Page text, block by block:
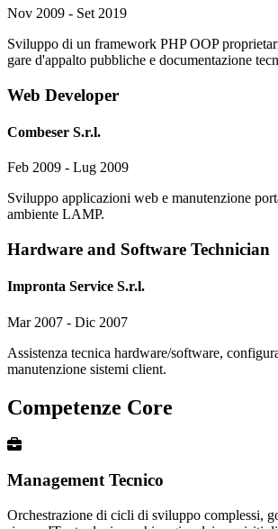
Nov 2009 - Set 2019
Sviluppo di un framework PHP OOP
gare d'appalto pubbliche e documentazione
Web Developer
Combeser S.r.l.
Feb 2009 - Lug 2009
Sviluppo applicazioni web e manutenzione
ambiente LAMP.
Hardware and Software Technician
Impronta Service S.r.l.
Mar 2007 - Dic 2007
Assistenza tecnica hardware/software,
manutenzione sistemi client.
Competenze Core
Management Tecnico
Orchestrazione di cicli di sviluppo complessi,